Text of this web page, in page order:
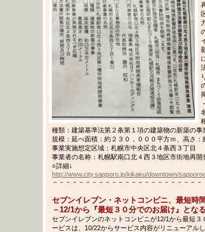
種類：建築基準法第２条第１項の建築物の新築の事
規模：延べ面積：約２３０，０００平方ｍ、高さ：
事業実施想定区域：札幌市中央区北４条西３丁目
事業者の名称：札幌駅南口北４西３地区市街地再開
○詳細↓
http://www.city.sapporo.jp/kikaku/downtown/
－－－－－－－－－－－－－－－－－－－－－－
セブンイレブン・ネットコンビニ、最短時
－12/1から『最短３０分でのお届け』とな
セブンイレブンのネットコンビニが12/1から最短
ービスは、10/22からサービス内容がリニューアル